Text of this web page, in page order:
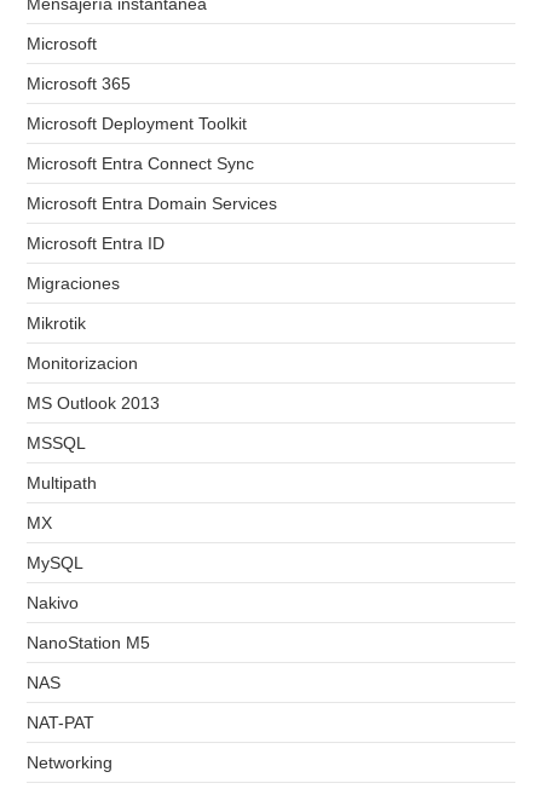
Microsoft
Microsoft 365
Microsoft Deployment Toolkit
Microsoft Entra Connect Sync
Microsoft Entra Domain Services
Microsoft Entra ID
Migraciones
Mikrotik
Monitorizacion
MS Outlook 2013
MSSQL
Multipath
MX
MySQL
Nakivo
NanoStation M5
NAS
NAT-PAT
Networking